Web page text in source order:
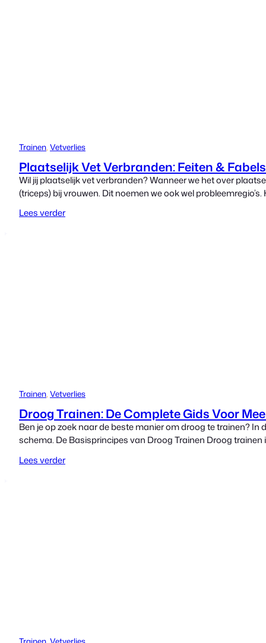
Trainen Vetverlies
Plaatselijk Vet Verbranden: Feiten & Fabels
Wil jij plaatselijk vet verbranden? Wanneer we het over
(triceps) bij vrouwen. Dit noemen we ook wel
Lees verder
Trainen, Vetverlies
Droog Trainen: De Complete Gids Voor
Ben je op zoek naar de beste manier om droog te trainen?
schema. De Basisprincipes van Droog Trainen Droog
Lees verder